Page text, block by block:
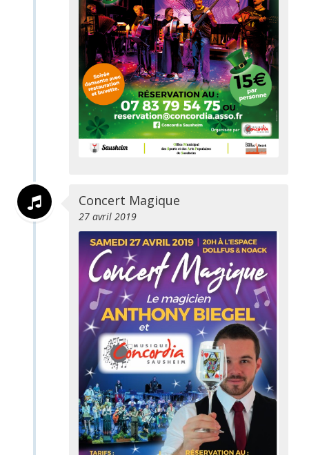
Concert Magique
27 avril 2019